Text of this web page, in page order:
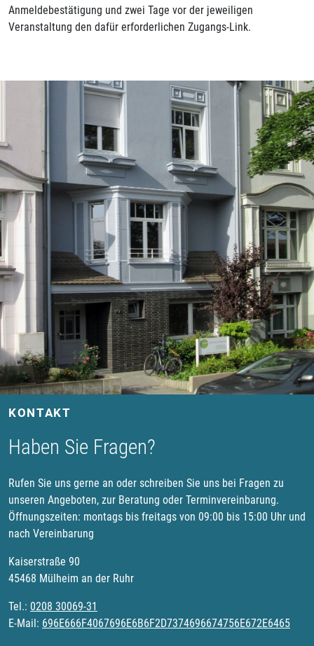
Anmeldebestätigung und zwei Tage vor der jeweiligen
Veranstaltung den dafür erforderlichen Zugangs-Link.
KONTAKT
Haben Sie Fragen?
Rufen Sie uns gerne an oder schreiben Sie uns bei Fragen zu
unseren Angeboten, zur Beratung oder Terminvereinbarung.
Öffnungszeiten: montags bis freitags von 09:00 bis 15:00 Uhr und
nach Vereinbarung
Kaiserstraße 90
45468 Mülheim an der Ruhr
Tel.: 0208 30069-31
E-Mail: 696E666F4067696E6B6F2D7374696674756E672E6465